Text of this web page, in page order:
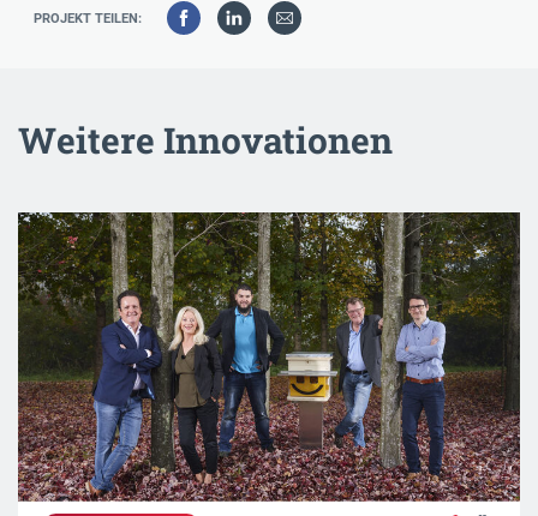
PROJEKT TEILEN:
Weitere Innovationen